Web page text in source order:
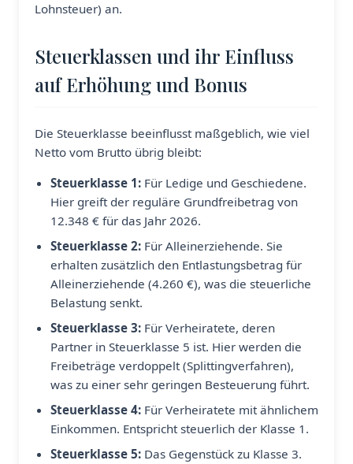
Lohnsteuer) an.
Steuerklassen und ihr Einfluss
auf Erhöhung und Bonus
Die Steuerklasse beeinflusst maßgeblich, wie viel
Netto vom Brutto übrig bleibt:
Steuerklasse 1: Für Ledige und Geschiedene.
Hier greift der reguläre Grundfreibetrag von
12.348 € für das Jahr 2026.
Steuerklasse 2: Für Alleinerziehende. Sie
erhalten zusätzlich den Entlastungsbetrag für
Alleinerziehende (4.260 €), was die steuerliche
Belastung senkt.
Steuerklasse 3: Für Verheiratete, deren
Partner in Steuerklasse 5 ist. Hier werden die
Freibeträge verdoppelt (Splittingverfahren),
was zu einer sehr geringen Besteuerung führt.
Steuerklasse 4: Für Verheiratete mit ähnlichem
Einkommen. Entspricht steuerlich der Klasse 1.
Steuerklasse 5: Das Gegenstück zu Klasse 3.